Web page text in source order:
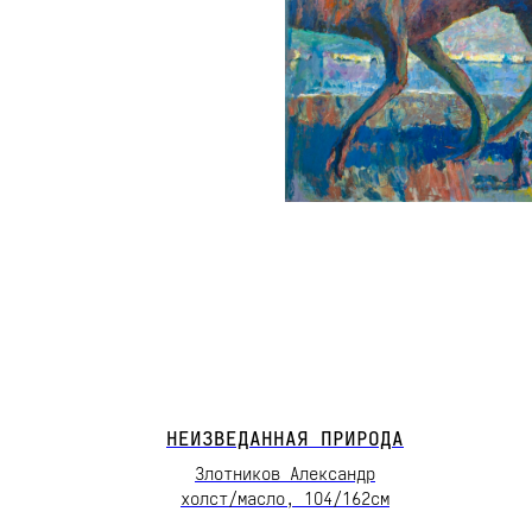
НЕИЗВЕДАННАЯ ПРИРОДА
Злотников Александр
холст/масло, 1О4/162см